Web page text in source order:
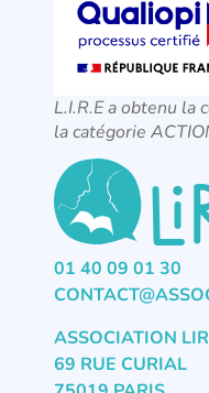
L.I.R.E a obtenu la
la catégorie
01 40 09 01 30
ASSOCIATION
69 RUE CURIAL